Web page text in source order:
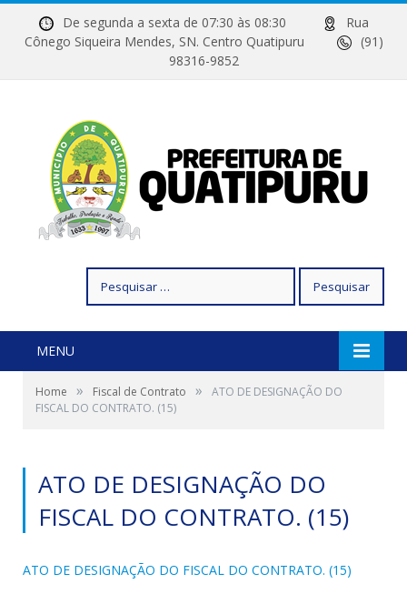
De segunda a sexta de 07:30 às 08:30
Rua
Cônego Siqueira Mendes, SN. Centro Quatipuru
(91)
98316-9852
por:
MENU
Home » Fiscal de Contrato »
ATO DE DESIGNAÇÃO DO
FISCAL DO CONTRATO. (15)
ATO DE DESIGNAÇÃO DO
FISCAL DO CONTRATO. (15)
ATO DE DESIGNAÇÃO DO FISCAL DO CONTRATO. (15)